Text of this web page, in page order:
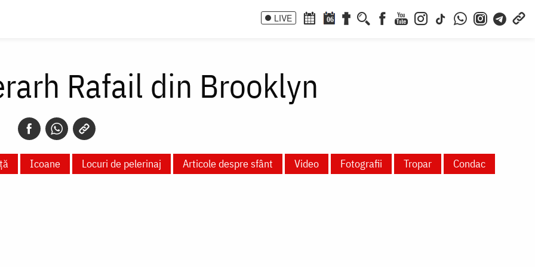
LIVE 06
Rafail din Brooklyn
Icoane Locuri de pelerinaj Articole despre sfânt Video Fotografii Tropar
Condac